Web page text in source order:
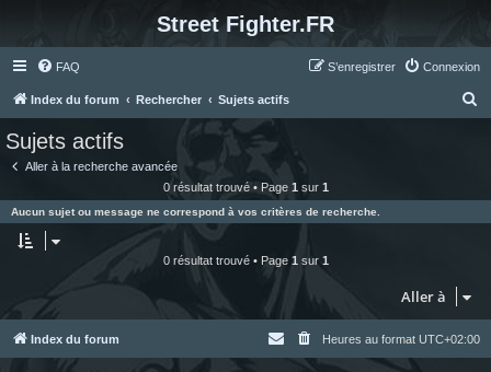
Street Fighter.FR
FAQ Connexion
S’enregistrer
Index du forum Rechercher Sujets actifs
e
r
Sujets actifs
Aller à la recherche avancée
0 résultat trouvé • Page 1 sur 1
Aucun sujet ou message ne correspond à vos critères de recherche.
0 résultat trouvé • Page 1 sur 1
Aller à
Index du forum Heures au format UTC+02:00